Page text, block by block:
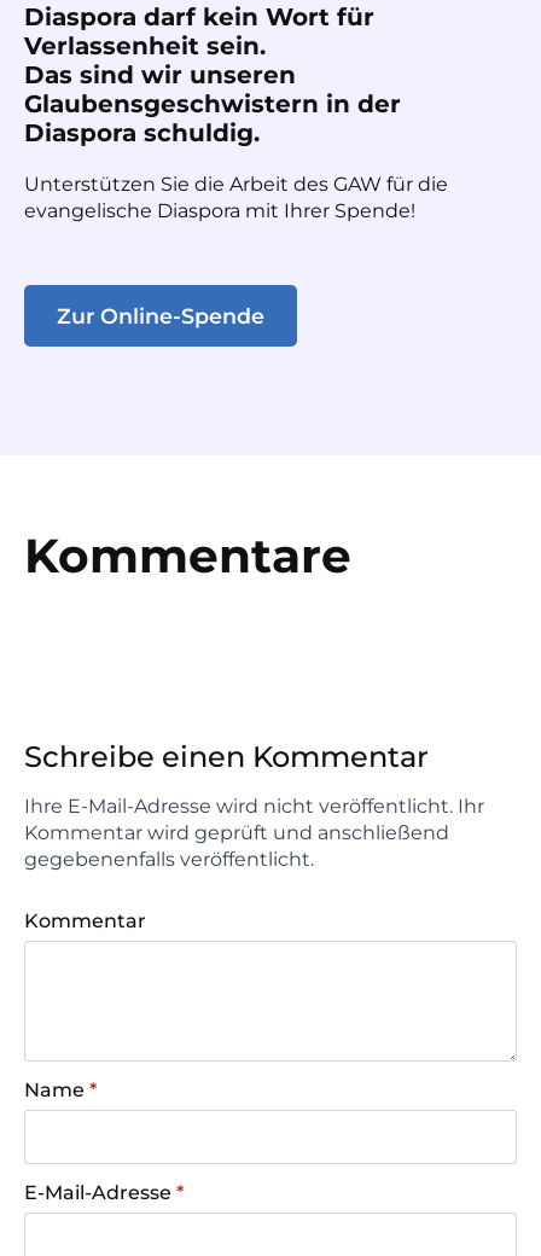
Diaspora darf kein Wort für
Verlassenheit sein.
Das sind wir unseren
Glaubensgeschwistern in der
Diaspora schuldig.
Unterstützen Sie die Arbeit des GAW für die
evangelische Diaspora mit Ihrer Spende!
Zur Online-Spende
Kommentare
Schreibe einen Kommentar
Ihre E-Mail-Adresse wird nicht veröffentlicht. Ihr
Kommentar wird geprüft und anschließend
gegebenenfalls veröffentlicht.
Kommentar
Name *
E-Mail-Adresse *